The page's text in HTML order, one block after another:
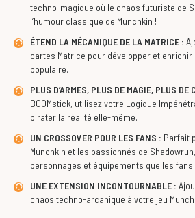
techno-magique où le chaos futuriste de
l’humour classique de Munchkin !
ÉTEND LA MÉCANIQUE DE LA MATRICE :
cartes Matrice pour développer et
populaire.
PLUS D’ARMES, PLUS DE MAGIE, PLUS DE
BOOMstick, utilisez votre Logique
pirater la réalité elle-même.
UN CROSSOVER POUR LES FANS : Parfait
Munchkin et les passionnés de
personnages et équipements que les fans
UNE EXTENSION INCONTOURNABLE :
chaos techno-arcanique à votre jeu